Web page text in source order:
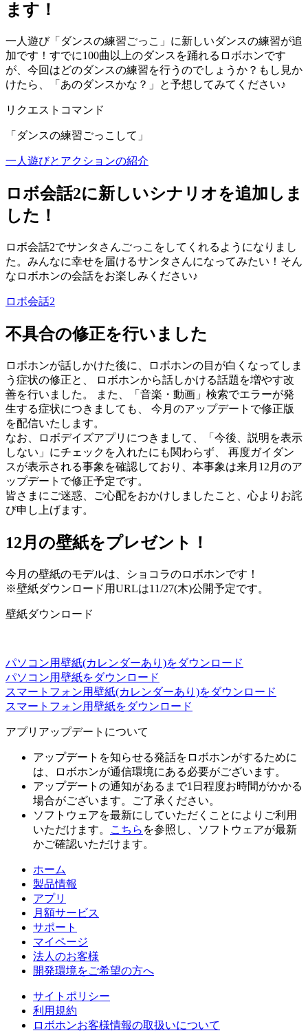
ます！
一人遊び「ダンスの練習ごっこ」に新しいダンスの練習が追
加です！すでに100曲以上のダンスを踊れるロボホンです
が、今回はどのダンスの練習を行うのでしょうか？もし見か
けたら、「あのダンスかな？」と予想してみてください♪
リクエストコマンド
「ダンスの練習ごっこして」
一人遊びとアクションの紹介
ロボ会話2に新しいシナリオを追加しま
した！
ロボ会話2でサンタさんごっこをしてくれるようになりまし
た。みんなに幸せを届けるサンタさんになってみたい！そん
なロボホンの会話をお楽しみください♪
ロボ会話2
不具合の修正を行いました
ロボホンが話しかけた後に、ロボホンの目が白くなってしま
う症状の修正と、 ロボホンから話しかける話題を増やす改
善を行いました。 また、「音楽・動画」検索でエラーが発
生する症状につきましても、 今月のアップデートで修正版
を配信いたします。
なお、ロボデイズアプリにつきまして、「今後、説明を表示
しない」にチェックを入れたにも関わらず、 再度ガイダン
スが表示される事象を確認しており、本事象は来月12月のア
ップデートで修正予定です。
皆さまにご迷惑、ご心配をおかけしましたこと、心よりお詫
び申し上げます。
12月の壁紙をプレゼント！
今月の壁紙のモデルは、ショコラのロボホンです！
※壁紙ダウンロード用URLは11/27(木)公開予定です。
壁紙ダウンロード
パソコン用壁紙(カレンダーあり)をダウンロード
パソコン用壁紙をダウンロード
スマートフォン用壁紙(カレンダーあり)をダウンロード
スマートフォン用壁紙をダウンロード
アプリアップデートについて
アップデートを知らせる発話をロボホンがするために
は、ロボホンが通信環境にある必要がございます。
アップデートの通知があるまで1日程度お時間がかかる
場合がございます。ご了承ください。
ソフトウェアを最新にしていただくことによりご利用
いただけます。
こちら を参照し、ソフトウェアが最新
かご確認いただけます。
ホーム
製品情報
アプリ
月額サービス
サポート
マイページ
法人のお客様
開発環境をご希望の方へ
サイトポリシー
利用規約
ロボホンお客様情報の取扱いについて